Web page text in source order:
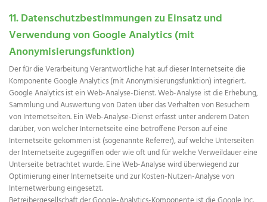
11. Datenschutzbestimmungen zu Einsatz und
Verwendung von Google Analytics (mit
Anonymisierungsfunktion)
Der für die Verarbeitung Verantwortliche hat auf dieser Internetseite die
Komponente Google Analytics (mit Anonymisierungsfunktion) integriert.
Google Analytics ist ein Web-Analyse-Dienst. Web-Analyse ist die Erhebung,
Sammlung und Auswertung von Daten über das Verhalten von Besuchern
von Internetseiten. Ein Web-Analyse-Dienst erfasst unter anderem Daten
darüber, von welcher Internetseite eine betroffene Person auf eine
Internetseite gekommen ist (sogenannte Referrer), auf welche Unterseiten
der Internetseite zugegriffen oder wie oft und für welche Verweildauer eine
Unterseite betrachtet wurde. Eine Web-Analyse wird überwiegend zur
Optimierung einer Internetseite und zur Kosten-Nutzen-Analyse von
Internetwerbung eingesetzt.